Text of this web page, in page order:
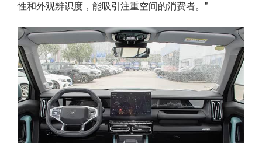
性和外观辨识度，能吸引注重空间的消费者。”